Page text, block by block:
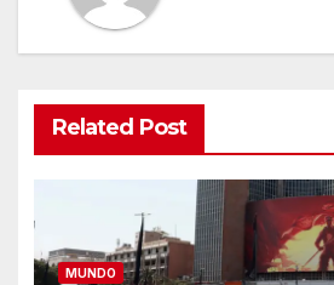
Related Post
MUNDO